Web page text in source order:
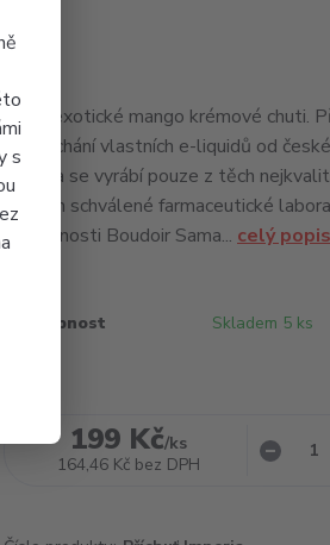
s
Zralé exotické mango krémové chuti.
pro míchání vlastních e-liquidů od
Imperia se vyrábí pouze z těch
státem schválené farmaceutické
společnosti Boudoir Sama... celý popis
Dostupnost Skladem 5 ks
199 Kč/ks
164,46 Kč bez DPH